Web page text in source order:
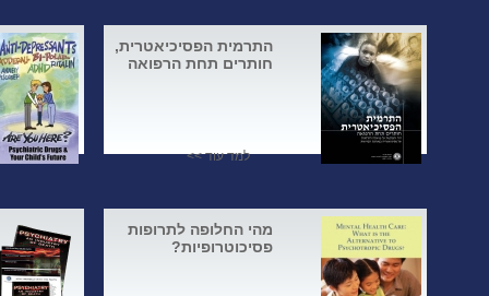
התרמית הפסיכיאטרית,
חותרים תחת הרפואה
למד עוד >>
מהי החלופה לתרופות
פסיכוטרופיות?